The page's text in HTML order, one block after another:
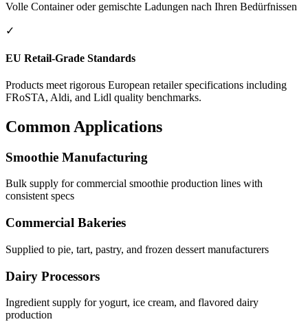
Volle Container oder gemischte Ladungen nach Ihren Bedürfnissen
✓
EU Retail-Grade Standards
Products meet rigorous European retailer specifications including
FRoSTA, Aldi, and Lidl quality benchmarks.
Common Applications
Smoothie Manufacturing
Bulk supply for commercial smoothie production lines with
consistent specs
Commercial Bakeries
Supplied to pie, tart, pastry, and frozen dessert manufacturers
Dairy Processors
Ingredient supply for yogurt, ice cream, and flavored dairy
production